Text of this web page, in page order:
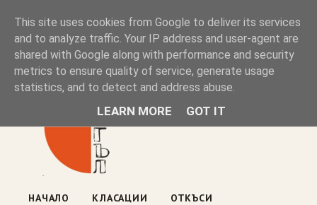
Книжен ъгъл
Блог на книжарницата — класации, откъси, нови книги
ул. „Оборище" 117, София· пон–пет 10:00–19:00 ·
НАЧАЛО КЛАСАЦИИ ОТКЪСИ
This site uses cookies from Google to deliver its services
and to analyze traffic. Your IP address and user-agent are
shared with Google along with performance and security
metrics to ensure quality of service, generate usage
statistics, and to detect and address abuse.
LEARN MORE GOT IT